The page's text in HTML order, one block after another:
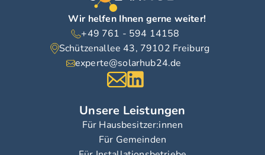
Wir helfen Ihnen gerne weiter!
+49 761 - 594 14158
Schützenallee 43, 79102 Freiburg
experte@solarhub24.de
Unsere Leistungen
Für Hausbesitzer:innen
Für Gemeinden